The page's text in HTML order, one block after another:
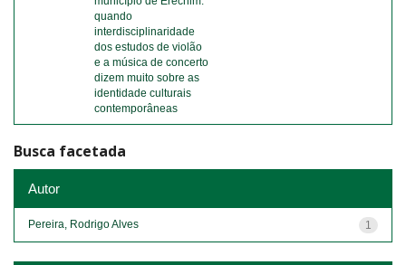
quando
interdisciplinaridade
dos estudos de violão
e a música de concerto
dizem muito sobre as
identidade culturais
contemporâneas
Busca facetada
Autor
1
Pereira, Rodrigo Alves